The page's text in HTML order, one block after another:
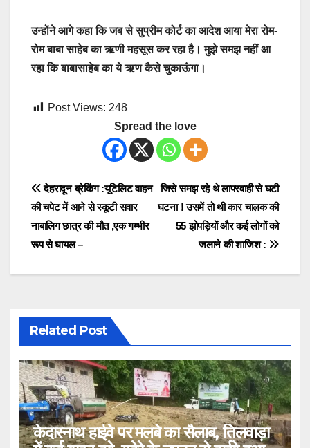
उन्होंने आगे कहा कि जब से सुप्रीम कोर्ट का आदेश आया मेरा रोम-
रोम बाबा साहेब का ऋणी महसूस कर रहा है। मुझे समझ नहीं आ
रहा कि बाबासाहेब का ये ऋण कैसे चुकाऊंगा।
Post Views: 248
Spread the love
Post
navigation
जिसे समझ रहे थे लापरवाही से घटी
घटना ! उसमें तो थी कार चालक की
55 झोपड़ियों और कई लोगों को
जलाने की शाजिश :
देहरादून ब्रेकिंग :यूटिलिट वाहन
की चपेट में आने से स्कूटी सवार
नाबालिग छात्र की मौत ,एक गम्भीर
रूप से घायल –
Related Post
केदारनाथ हाईवे पर मलबे का सैलाब, तिलवाड़ा